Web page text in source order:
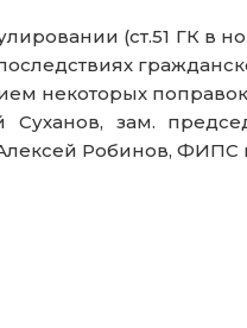
(ст.51 ГК в
некоторых поправок
зам.
Робинов, ФИПС